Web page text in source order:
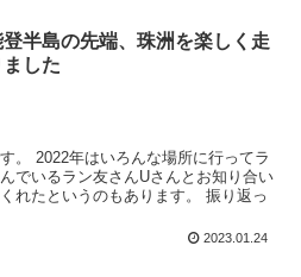
登半島の先端、珠洲を楽しく走
ました
。 2022年はいろんな場所に行ってラ
でいるラン友さんUさんとお知り合い
れたというのもあります。 振り返っ
2023.01.24